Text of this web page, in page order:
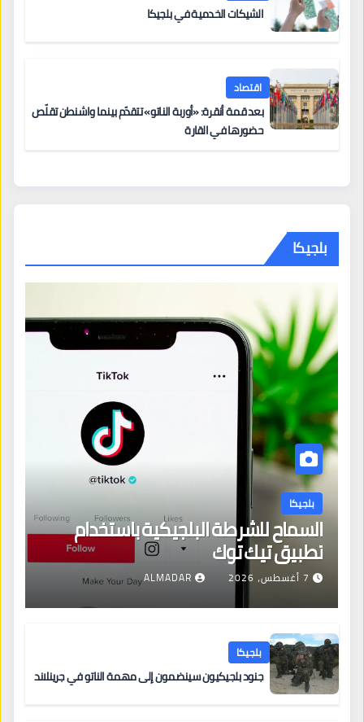
الشيكات الخدمية في بلجيكا
اقتصاد
بعد قمة أنقرة: «أوربة الناتو» تتقدّم بينما واشنطن تقلّص
حضورها في القارة
بلجيكا
بلجيكا
السماح للشرطة البلجيكية باستخدام
تطبيق تيك توك
7 أغسطس، 2026 ALMADAR
بلجيكا
جنود بلجيكيون سينضمون إلى مهمة الناتو في جرينلاند